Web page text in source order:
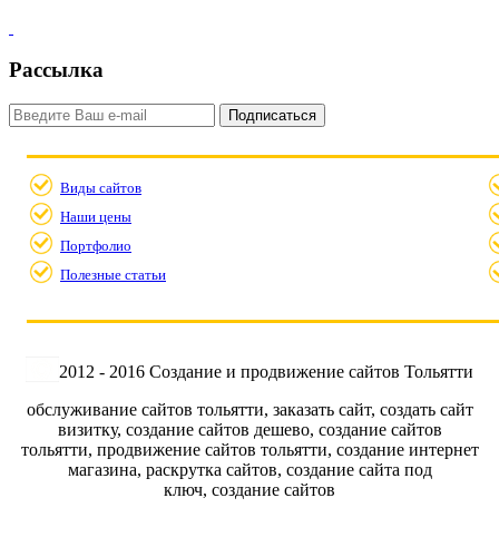
Рассылка
Виды сайтов
Наши цены
Портфолио
Полезные статьи
2012 - 2016 Создание и продвижение сайтов Тольятти
обслуживание сайтов тольятти, заказать сайт, создать сайт
визитку, создание сайтов дешево, создание сайтов
тольятти, продвижение сайтов тольятти, создание интернет
магазина, раскрутка сайтов, создание сайта под
ключ, создание сайтов